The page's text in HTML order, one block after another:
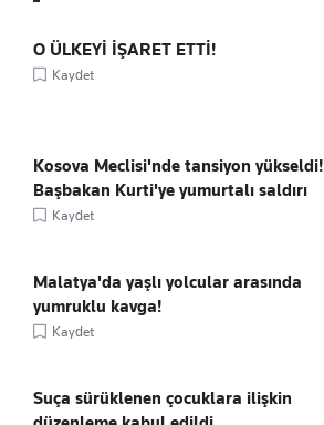
O ÜLKEYİ İŞARET ETTİ!
Kaydet
Kosova Meclisi'nde tansiyon yükseldi!
Başbakan Kurti'ye yumurtalı saldırı
Kaydet
Malatya'da yaşlı yolcular arasında
yumruklu kavga!
Kaydet
Suça sürüklenen çocuklara ilişkin